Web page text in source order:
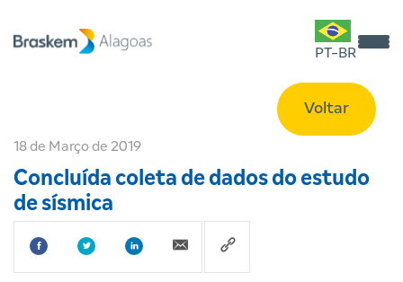
PT-BR
Voltar
18 de Março de 2019
Concluída coleta de dados do estudo
de sísmica